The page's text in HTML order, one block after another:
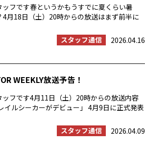
フです春というかもうすでに夏くらい暑
月18日（土）20時からの放送はまず前半に
スタッフ通信
2026.04.16
WEEKLY放送予告！
ッフです4月11日（土）20時からの放送内容
イルシーカーがデビュー」 4月9日に正式発表
スタッフ通信
2026.04.09